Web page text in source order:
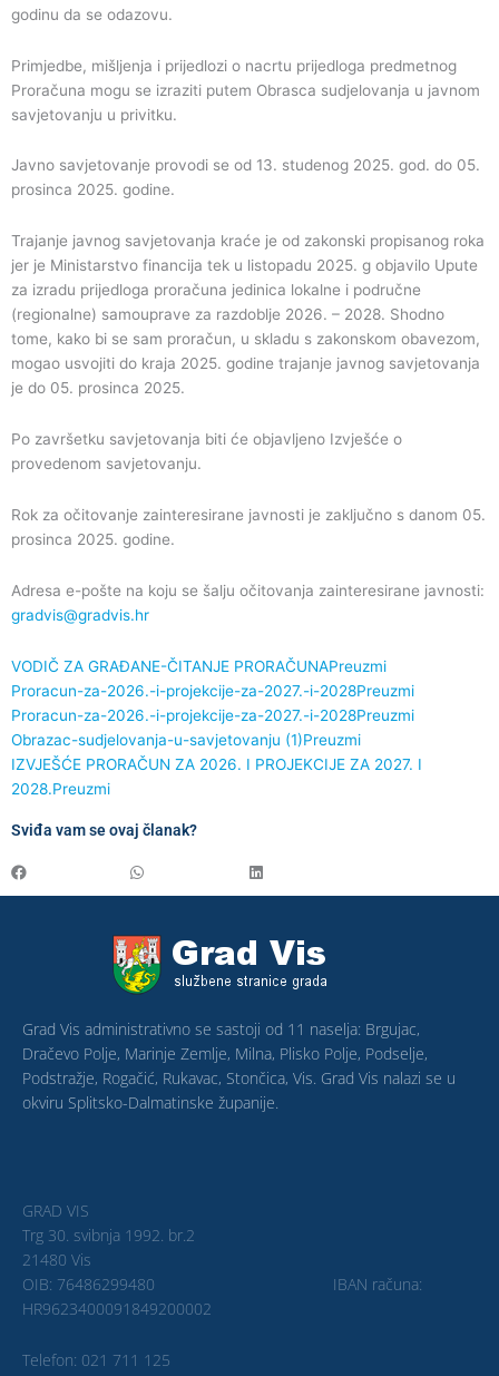
godinu da se odazovu.
Primjedbe, mišljenja i prijedlozi o nacrtu prijedloga predmetnog
Proračuna mogu se izraziti putem Obrasca sudjelovanja u javnom
savjetovanju u privitku.
Javno savjetovanje provodi se od 13. studenog 2025. god. do 05.
prosinca 2025. godine.
Trajanje javnog savjetovanja kraće je od zakonski propisanog roka
jer je Ministarstvo financija tek u listopadu 2025. g objavilo Upute
za izradu prijedloga proračuna jedinica lokalne i područne
(regionalne) samouprave za razdoblje 2026. – 2028. Shodno
tome, kako bi se sam proračun, u skladu s zakonskom obavezom,
mogao usvojiti do kraja 2025. godine trajanje javnog savjetovanja
je do 05. prosinca 2025.
Po završetku savjetovanja biti će objavljeno Izvješće o
provedenom savjetovanju.
Rok za očitovanje zainteresirane javnosti je zaključno s danom 05.
prosinca 2025. godine.
Adresa e-pošte na koju se šalju očitovanja zainteresirane javnosti:
gradvis@gradvis.hr
VODIČ ZA GRAĐANE-ČITANJE PRORAČUNAPreuzmi
Proracun-za-2026.-i-projekcije-za-2027.-i-2028Preuzmi
Proracun-za-2026.-i-projekcije-za-2027.-i-2028Preuzmi
Obrazac-sudjelovanja-u-savjetovanju (1)Preuzmi
IZVJEŠĆE PRORAČUN ZA 2026. I PROJEKCIJE ZA 2027. I
2028.Preuzmi
Sviđa vam se ovaj članak?
Grad Vis administrativno se sastoji od 11 naselja: Brgujac,
Dračevo Polje, Marinje Zemlje, Milna, Plisko Polje, Podselje,
Podstražje, Rogačić, Rukavac, Stončica, Vis. Grad Vis nalazi se u
okviru Splitsko-Dalmatinske županije.
GRAD VIS
Trg 30. svibnja 1992. br.2
21480 Vis
OIB: 76486299480 IBAN računa:
HR9623400091849200002
Telefon: 021 711 125